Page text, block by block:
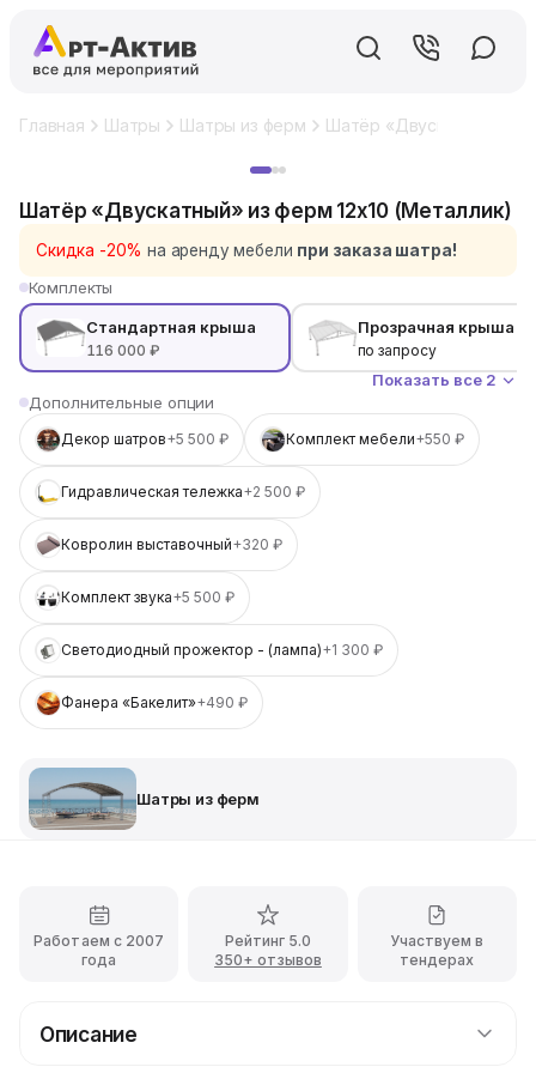
Главная Шатры Шатры из ферм Шатёр «Двускатный» из
Шатёр «Двускатный» из ферм 12x10 (Металлик)
Скидка -20% на аренду мебели при заказа шатра!
Комплекты
Стандартная крыша
116 000 ₽
Прозрачная крыша
по запросу
Показать все 2
Дополнительные опции
Декор шатров+5 500 ₽ Комплект мебели+550 ₽
Гидравлическая тележка+2 500 ₽
Ковролин выставочный+320 ₽
Комплект звука+5 500 ₽
Светодиодный прожектор - (лампа)+1 300 ₽
Фанера «Бакелит»+490 ₽
Шатры из ферм
Работаем с 2007
года
Рейтинг 5.0
350+ отзывов
Участвуем в
тендерах
Описание